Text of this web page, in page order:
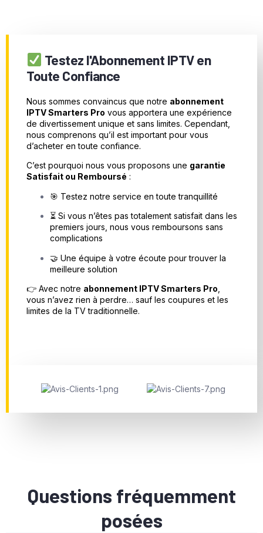
Testez l'Abonnement IPTV en
Toute Confiance
Nous sommes convaincus que notre abonnement
IPTV Smarters Pro vous apportera une expérience
de divertissement unique et sans limites. Cependant,
nous comprenons qu’il est important pour vous
d’acheter en toute confiance.
C’est pourquoi nous vous proposons une garantie
Satisfait ou Remboursé :
🎯 Testez notre service en toute tranquillité
⏳ Si vous n’êtes pas totalement satisfait dans les
premiers jours, nous vous remboursons sans
complications
🤝 Une équipe à votre écoute pour trouver la
meilleure solution
👉 Avec notre abonnement IPTV Smarters Pro
vous n’avez rien à perdre… sauf les coupures et les
limites de la TV traditionnelle.
Questions fréquemment
posées